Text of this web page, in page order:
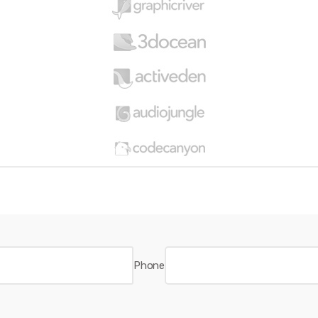
Phone